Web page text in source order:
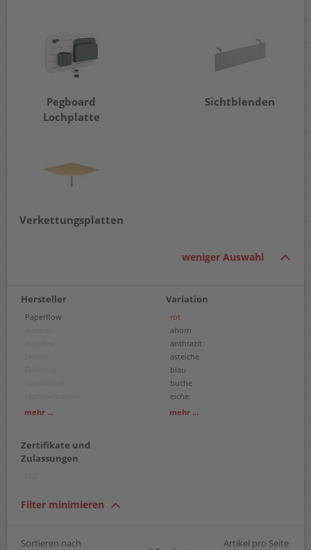
Pegboard
Lochplatte
Sichtblenden
Verkettungsplatten
weniger Auswahl
Hersteller
Paperflow
Leitz
mehr ...
Variation
rot
ahorn
anthrazit
asteiche
blau
buche
eiche
gelb
mehr ...
Zertifikate und
Zulassungen
Filter minimieren
Sortieren nach Artikel pro Seite